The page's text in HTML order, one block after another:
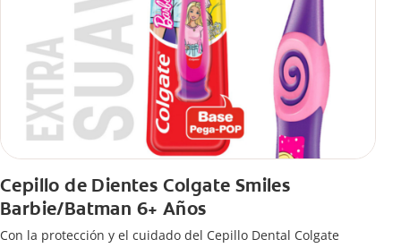
Cepillo de Dientes Colgate Smiles
Barbie/Batman 6+ Años
Con la protección y el cuidado del Cepillo Dental Colgate